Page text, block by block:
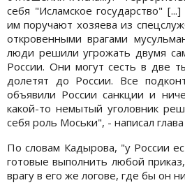
себя "Исламское государство"
им поручают хозяева из
откровенными врагами
люди решили угрожать двумя
России. Они могут сесть в две
долетят до России. Все
объявили России санкции и
какой-то немытый уголовник
себя роль Моськи", - написал
По словам Кадырова, "у России
готовые выполнить любой
врагу в его же логове, где бы он